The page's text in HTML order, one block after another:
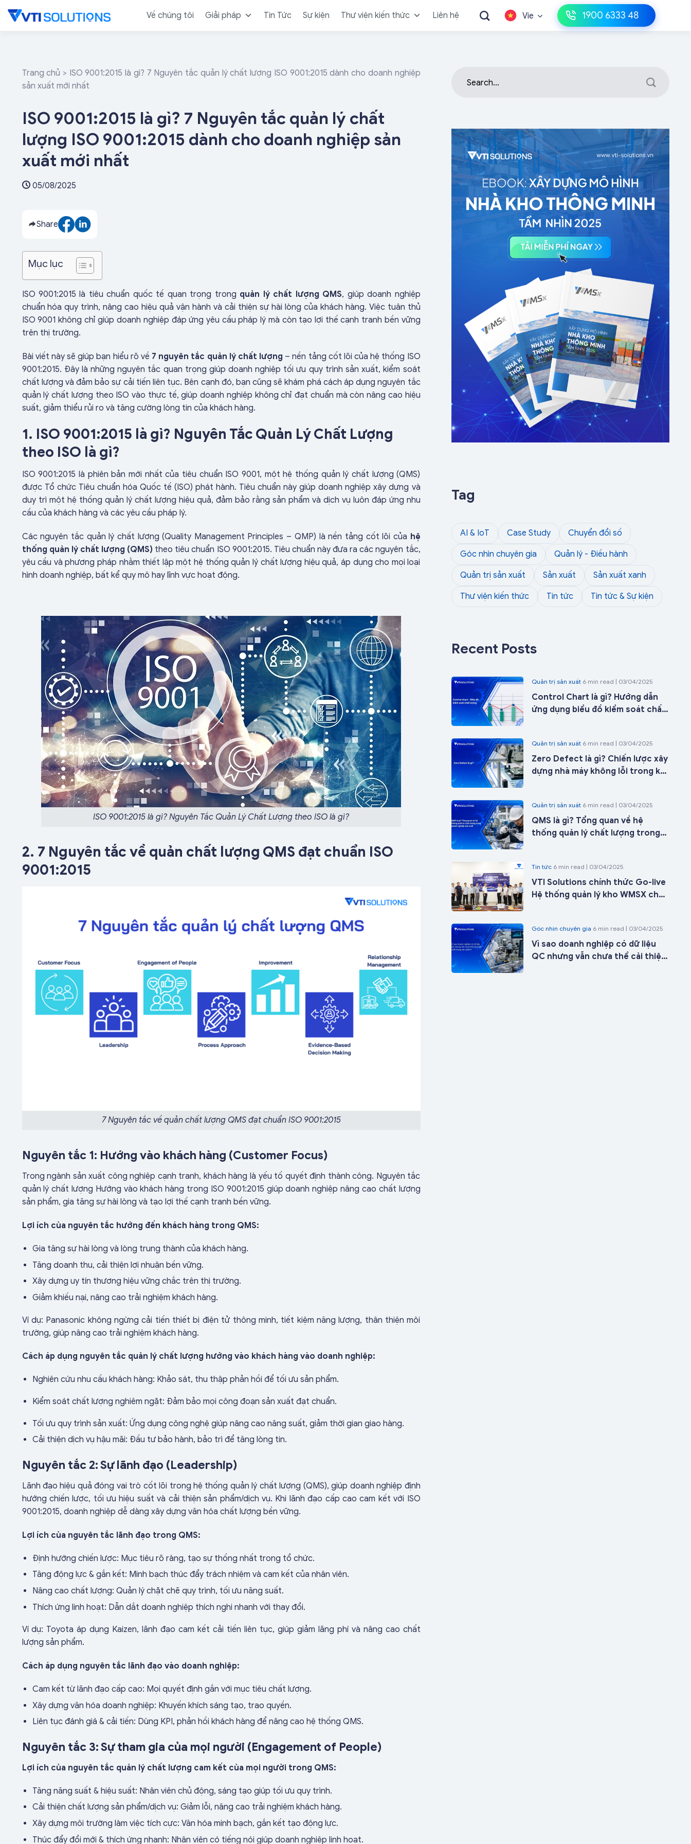
Về chúng tôi Giải pháp Tin Tức Sự kiện Thư viện kiến thức Liên hệ Vie 1900 6333 48
Trang chủ > ISO 9001:2015 là gì? 7 Nguyên tắc quản lý chất lượng ISO 9001:2015 dành cho doanh nghiệp
sản xuất mới nhất
ISO 9001:2015 là gì? 7 Nguyên tắc quản lý chất
lượng ISO 9001:2015 dành cho doanh nghiệp sản
xuất mới nhất
05/08/2025
Share
Mục lục
ISO 9001:2015 là tiêu chuẩn quốc tế quan trọng trong quản lý chất lượng QMS, giúp doanh nghiệp
chuẩn hóa quy trình, nâng cao hiệu quả vận hành và cải thiện sự hài lòng của khách hàng. Việc tuân thủ
ISO 9001 không chỉ giúp doanh nghiệp đáp ứng yêu cầu pháp lý mà còn tạo lợi thế cạnh tranh bền vững
trên thị trường.
Bài viết này sẽ giúp bạn hiểu rõ về 7 nguyên tắc quản lý chất lượng – nền tảng cốt lõi của hệ thống ISO
9001:2015. Đây là những nguyên tắc quan trọng giúp doanh nghiệp tối ưu quy trình sản xuất, kiểm soát
chất lượng và đảm bảo sự cải tiến liên tục. Bên cạnh đó, bạn cũng sẽ khám phá cách áp dụng nguyên tắc
quản lý chất lượng theo ISO vào thực tế, giúp doanh nghiệp không chỉ đạt chuẩn mà còn nâng cao hiệu
suất, giảm thiểu rủi ro và tăng cường lòng tin của khách hàng.
1. ISO 9001:2015 là gì? Nguyên Tắc Quản Lý Chất Lượng
theo ISO là gì?
ISO 9001:2015 là phiên bản mới nhất của tiêu chuẩn ISO 9001, một hệ thống quản lý chất lượng (QMS)
được Tổ chức Tiêu chuẩn hóa Quốc tế (ISO) phát hành. Tiêu chuẩn này giúp doanh nghiệp xây dựng và
duy trì một hệ thống quản lý chất lượng hiệu quả, đảm bảo rằng sản phẩm và dịch vụ luôn đáp ứng nhu
cầu của khách hàng và các yêu cầu pháp lý.
Các nguyên tắc quản lý chất lượng (Quality Management Principles – QMP) là nền tảng cốt lõi của hệ
thống quản lý chất lượng (QMS) theo tiêu chuẩn ISO 9001:2015. Tiêu chuẩn này đưa ra các nguyên tắc,
yêu cầu và phương pháp nhằm thiết lập một hệ thống quản lý chất lượng hiệu quả, áp dụng cho mọi loại
hình doanh nghiệp, bất kể quy mô hay lĩnh vực hoạt động.
ISO 9001:2015 là gì? Nguyên Tắc Quản Lý Chất Lượng theo ISO là gì?
2. 7 Nguyên tắc về quản chất lượng QMS đạt chuẩn ISO
9001:2015
7 Nguyên tắc về quản chất lượng QMS đạt chuẩn ISO 9001:2015
Nguyên tắc 1: Hướng vào khách hàng (Customer Focus)
Trong ngành sản xuất công nghiệp cạnh tranh, khách hàng là yếu tố quyết định thành công. Nguyên tắc
quản lý chất lượng Hướng vào khách hàng trong ISO 9001:2015 giúp doanh nghiệp nâng cao chất lượng
sản phẩm, gia tăng sự hài lòng và tạo lợi thế cạnh tranh bền vững.
Lợi ích của nguyên tắc hướng đến khách hàng trong QMS:
Gia tăng sự hài lòng và lòng trung thành của khách hàng.
Tăng doanh thu, cải thiện lợi nhuận bền vững.
Xây dựng uy tín thương hiệu vững chắc trên thị trường.
Giảm khiếu nại, nâng cao trải nghiệm khách hàng.
Ví dụ: Panasonic không ngừng cải tiến thiết bị điện tử thông minh, tiết kiệm năng lượng, thân thiện môi
trường, giúp nâng cao trải nghiệm khách hàng.
Cách áp dụng nguyên tắc quản lý chất lượng hướng vào khách hàng vào doanh nghiệp:
Nghiên cứu nhu cầu khách hàng: Khảo sát, thu thập phản hồi để tối ưu sản phẩm.
Kiểm soát chất lượng nghiêm ngặt: Đảm bảo mọi công đoạn sản xuất đạt chuẩn.
Tối ưu quy trình sản xuất: Ứng dụng công nghệ giúp nâng cao năng suất, giảm thời gian giao hàng.
Cải thiện dịch vụ hậu mãi: Đầu tư bảo hành, bảo trì để tăng lòng tin.
Nguyên tắc 2: Sự lãnh đạo (Leadership)
Lãnh đạo hiệu quả đóng vai trò cốt lõi trong hệ thống quản lý chất lượng (QMS), giúp doanh nghiệp định
hướng chiến lược, tối ưu hiệu suất và cải thiện sản phẩm/dịch vụ. Khi lãnh đạo cấp cao cam kết với ISO
9001:2015, doanh nghiệp dễ dàng xây dựng văn hóa chất lượng bền vững.
Lợi ích của nguyên tắc lãnh đạo trong QMS:
Định hướng chiến lược: Mục tiêu rõ ràng, tạo sự thống nhất trong tổ chức.
Tăng động lực & gắn kết: Minh bạch thúc đẩy trách nhiệm và cam kết của nhân viên.
Nâng cao chất lượng: Quản lý chặt chẽ quy trình, tối ưu năng suất.
Thích ứng linh hoạt: Dẫn dắt doanh nghiệp thích nghi nhanh với thay đổi.
Ví dụ: Toyota áp dụng Kaizen, lãnh đạo cam kết cải tiến liên tục, giúp giảm lãng phí và nâng cao chất
lượng sản phẩm.
Cách áp dụng nguyên tắc lãnh đạo vào doanh nghiệp:
Cam kết từ lãnh đạo cấp cao: Mọi quyết định gắn với mục tiêu chất lượng.
Xây dựng văn hóa doanh nghiệp: Khuyến khích sáng tạo, trao quyền.
Liên tục đánh giá & cải tiến: Dùng KPI, phản hồi khách hàng để nâng cao hệ thống QMS.
Nguyên tắc 3: Sự tham gia của mọi người (Engagement of People)
Sự tham gia tích cực của nhân viên là quan trọng trongnguyên tắc quản lý chất lượng, giúp
Lợi ích của nguyên tắc quản lý chất lượng cam kết của mọi người trong QMS:
Tăng năng suất & hiệu suất: Nhân viên chủ động, sáng tạo giúp tối ưu quy trình.
Cải thiện chất lượng sản phẩm/dịch vụ: Giảm lỗi, nâng cao trải nghiệm khách hàng.
Xây dựng môi trường làm việc tích cực: Văn hóa minh bạch, gắn kết tạo động lực.
Thúc đẩy đổi mới & thích ứng nhanh: Nhân viên có tiếng nói giúp doanh nghiệp linh hoạt.
Tag
AI & IoT Case Study Chuyển đổi số
Góc nhìn chuyên gia Quản lý - Điều hành
Quản trị sản xuất Sản xuất Sản xuất xanh
Thư viện kiến thức Tin tức Tin tức & Sự kiện
Recent Posts
Quản trị sản xuất6 min read | 03/04/2025
Control Chart là gì? Hướng dẫn
ứng dụng biểu đồ kiểm soát chất
Quản trị sản xuất6 min read | 03/04/2025
Zero Defect là gì? Chiến lược xây
dựng nhà máy không lỗi trong kỷ
Quản trị sản xuất6 min read | 03/04/2025
QMS là gì? Tổng quan về hệ
thống quản lý chất lượng trong
Tin tức6 min read | 03/04/2025
VTI Solutions chính thức Go-live
Hệ thống quản lý kho WMSX cho
ngày triển khai
Góc nhìn chuyên gia 6 min read | 03/04/2025
Vì sao doanh nghiệp có dữ liệu
QC nhưng vẫn chưa thể cải thiện